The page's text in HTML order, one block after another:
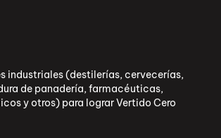
industriales (destilerías, cervecerías,
de panadería, farmacéuticas,
y otros) para lograr Vertido Cero